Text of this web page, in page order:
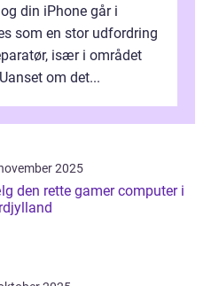
din iPhone går i
som en stor udfordring
især i området
om det...
2025
den rette gamer computer i